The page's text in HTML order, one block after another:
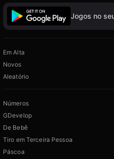
Jogos no
Em Alta
Novos
Aleatório
Números
GDevelop
De Bebê
Tiro em Terceira Pessoa
Páscoa